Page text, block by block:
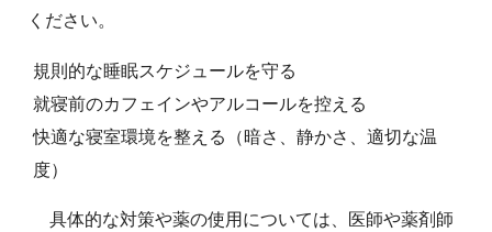
ください。
規則的な睡眠スケジュールを守る
就寝前のカフェインやアルコールを控える
快適な寝室環境を整える（暗さ、静かさ、適切な温
度）
具体的な対策や薬の使用については、医師や薬剤師